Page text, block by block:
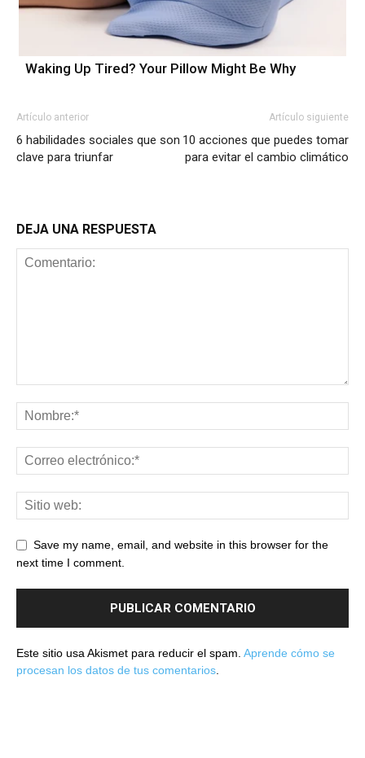
Waking Up Tired? Your Pillow Might Be Why
Artículo anterior
6 habilidades sociales que son
clave para triunfar
Artículo siguiente
10 acciones que puedes tomar
para evitar el cambio climático
DEJA UNA RESPUESTA
Save my name, email, and website in this browser for the
next time I comment.
Este sitio usa Akismet para reducir el spam. Aprende cómo se
procesan los datos de tus comentarios.